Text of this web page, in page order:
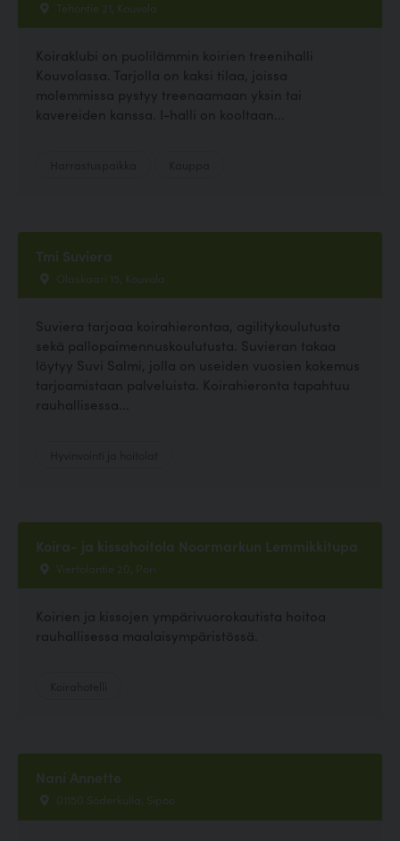
Tehontie 21, Kouvola
Koiraklubi on puolilämmin koirien treenihalli
Kouvolassa. Tarjolla on kaksi tilaa, joissa
molemmissa pystyy treenaamaan yksin tai
kavereiden kanssa. I-halli on kooltaan...
Tmi Suviera
Olaskaari 15, Kouvola
Suviera tarjoaa koirahierontaa, agilitykoulutusta
sekä pallopaimennuskoulutusta. Suvieran takaa
löytyy Suvi Salmi, jolla on useiden vuosien kokemus
tarjoamistaan palveluista. Koirahieronta tapahtuu
rauhallisessa...
Koira- ja kissahoitola Noormarkun Lemmikkitupa
Viertolantie 20, Pori
Koirien ja kissojen ympärivuorokautista hoitoa
rauhallisessa maalaisympäristössä.
Nani Annette
01150 Söderkulla, Sipoo